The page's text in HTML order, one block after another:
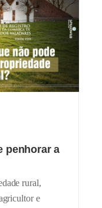
penhorar a
rural,
e